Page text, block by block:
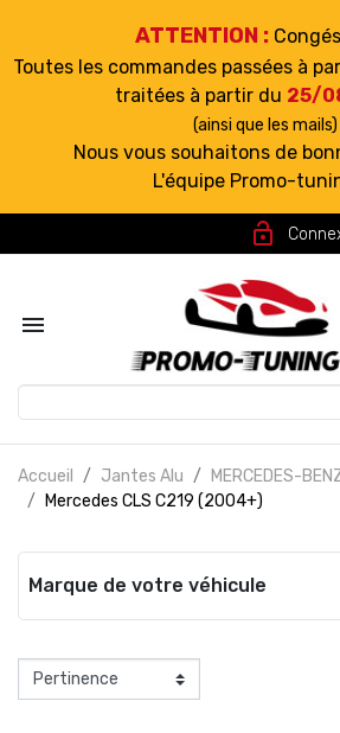
ATTENTION :
Toutes les commandes passées à
traitées à partir du 25/
(ainsi que les mails)
Nous vous souhaitons de
L'équipe Promo-
lock_open

Accueil Jantes Alu MERCEDES-
Mercedes CLS C219 (2004+)
Marque de votre véhicule